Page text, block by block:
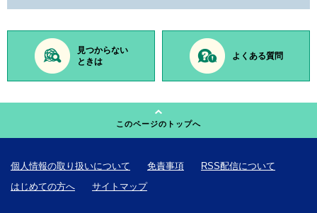
見つからない
ときは
よくある質問
このページのトップへ
個人情報の取り扱いについて 免責事項
RSS配信について
はじめての方へ
サイトマップ